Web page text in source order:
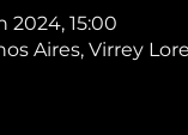
2024, 15:00
Aires, Virrey